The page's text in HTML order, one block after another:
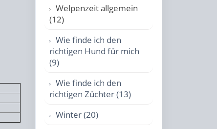
Welpenzeit allgemein
(12)
Wie finde ich den
richtigen Hund für mich
(9)
Wie finde ich den
richtigen Züchter (13)
Winter (20)